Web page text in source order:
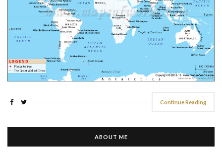
Continue Reading
ABOUT ME